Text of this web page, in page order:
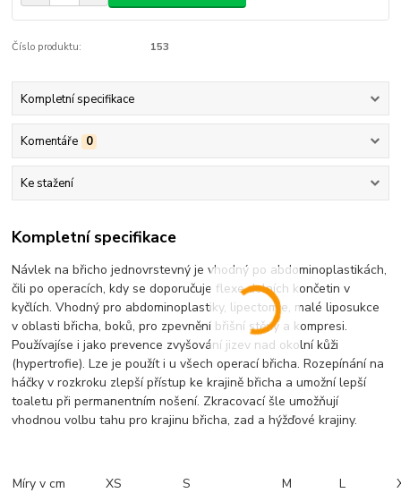
Číslo produktu: 153
Kompletní specifikace
Komentáře 0
Ke stažení
Kompletní specifikace
Návlek na břicho jednovrstevný je vhodný po abdominoplastikách,
čili po operacích, kdy se doporučuje flexe dolních končetin v
kyčlích. Vhodný pro abdominoplastiky, lipectomie, malé liposukce
v oblasti břicha, boků, pro zpevnění břišní stěny a kompresi.
Používajíse i jako prevence zvyšování jizev nad okolní kůži
(hypertrofie). Lze je použít i u všech operací břicha. Rozepínání na
háčky v rozkroku zlepší přístup ke krajině břicha a umožní lepší
toaletu při permanentním nošení. Zkracovací šle umožňují
vhodnou volbu tahu pro krajinu břicha, zad a hýžďové krajiny.
Míry v cm XS S M L